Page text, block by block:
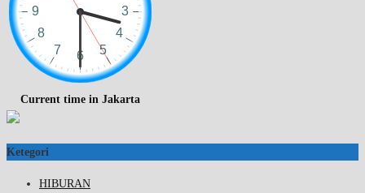
Current time in Jakarta
Ketegori
HIBURAN